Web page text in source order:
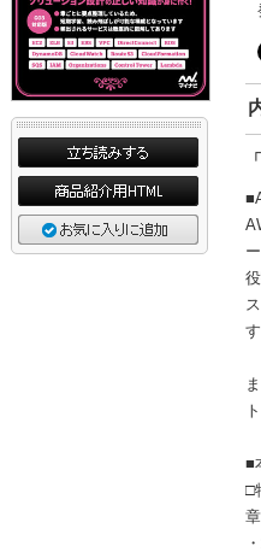
■
□